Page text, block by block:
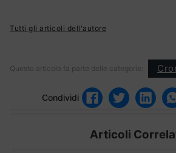
Tutti gli articoli dell'autore
Questo articolo fa parte delle categorie:
Condividi
Articoli